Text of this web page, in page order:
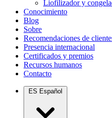
Liofilizador y
Conocimiento
Blog
Sobre
Recomendaciones de
Presencia internacional
Certificados y premios
Recursos humanos
Contacto
ES Español